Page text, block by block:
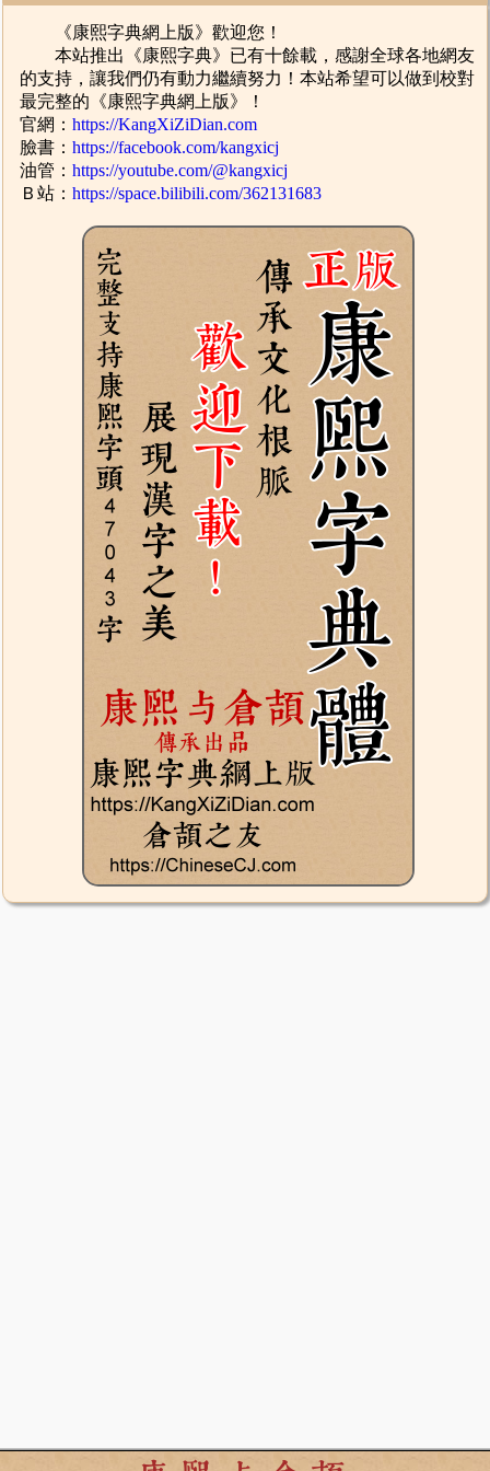
《康熙字典網上版》歡迎您！
本站推出《康熙字典》已有十餘載，感謝全球各地網友
的支持，讓我們仍有動力繼續努力！本站希望可以做到校對
最完整的《康熙字典網上版》！
官網：https://KangXiZiDian.com
臉書：https://facebook.com/kangxicj
油管：https://youtube.com/@kangxicj
Ｂ站：https://space.bilibili.com/362131683